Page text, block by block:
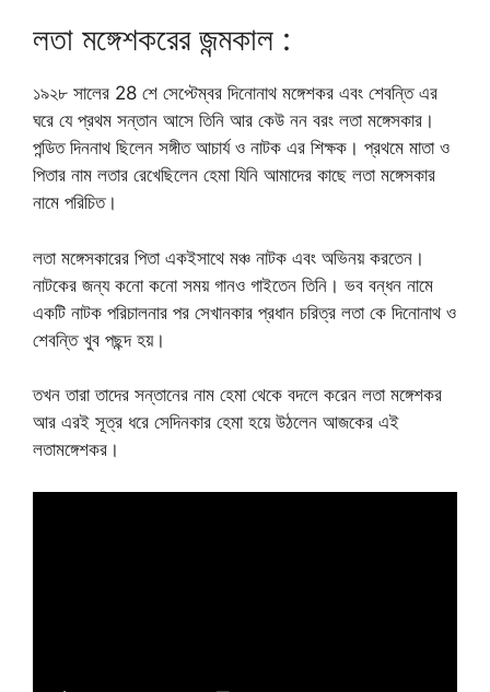
লতা মঙ্গেশকরের জন্মকাল :
১৯২৮ সালের 28 শে সেপ্টেম্বর দিনোনাথ মঙ্গেশকর এবং শেবন্তি এর
ঘরে যে প্রথম সন্তান আসে তিনি আর কেউ নন বরং লতা মঙ্গেসকার।
পন্ডিত দিননাথ ছিলেন সঙ্গীত আচার্য ও নাটক এর শিক্ষক। প্রথমে মাতা ও
পিতার নাম লতার রেখেছিলেন হেমা যিনি আমাদের কাছে লতা মঙ্গেসকার
নামে পরিচিত।
লতা মঙ্গেসকারের পিতা একইসাথে মঞ্চ নাটক এবং অভিনয় করতেন।
নাটকের জন্য কনো কনো সময় গানও গাইতেন তিনি। ভব বন্ধন নামে
একটি নাটক পরিচালনার পর সেখানকার প্রধান চরিত্র লতা কে দিনোনাথ ও
শেবন্তি খুব পছন্দ হয়।
তখন তারা তাদের সন্তানের নাম হেমা থেকে বদলে করেন লতা মঙ্গেশকর
আর এরই সূত্র ধরে সেদিনকার হেমা হয়ে উঠলেন আজকের এই
লতামঙ্গেশকর।